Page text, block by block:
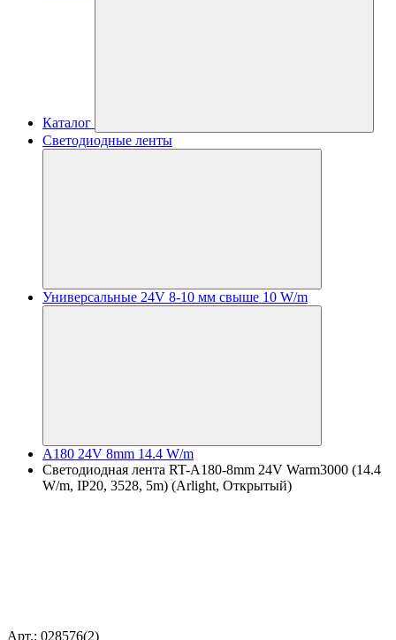
Каталог
Светодиодные ленты
Универсальные 24V 8-10 мм свыше 10 W/m
A180 24V 8mm 14.4 W/m
Светодиодная лента RT-A180-8mm 24V Warm3000 (14.4
W/m, IP20, 3528, 5m) (Arlight, Открытый)
Арт.: 028576(2)